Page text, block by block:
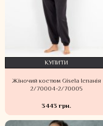
Жіночий костюм Gisela Іспанія
2/70004-2/70005
3443 грн.
КУПИТИ